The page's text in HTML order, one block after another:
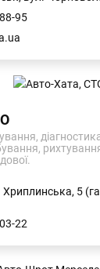
95
Хриплинська, 5
22